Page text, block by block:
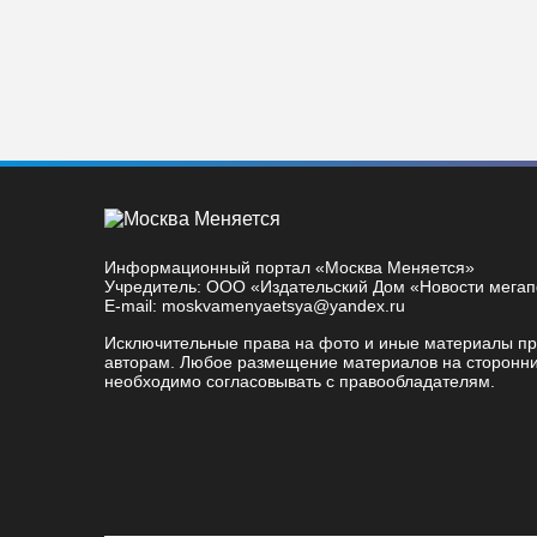
Информационный портал «Москва Меняется»
Учредитель: ООО «Издательский Дом «Новости
E-mail: moskvamenyaetsya@yandex.ru
Исключительные права на фото и иные материалы
авторам. Любое размещение материалов на
необходимо согласовывать с правообладателям.